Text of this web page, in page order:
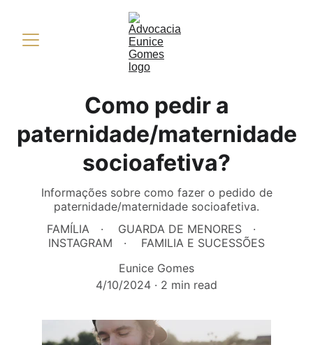
Como pedir a
paternidade/maternidade
socioafetiva?
Informações sobre como fazer o pedido de
paternidade/maternidade socioafetiva.
FAMÍLIA
GUARDA DE MENORES
INSTAGRAM
FAMILIA E SUCESSÕES
Eunice Gomes
4/10/2024
2 min read